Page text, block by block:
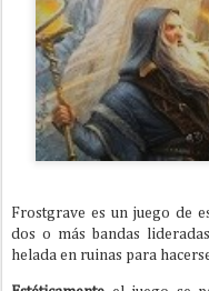
Frostgrave es un juego de
dos o más bandas
helada en ruinas para